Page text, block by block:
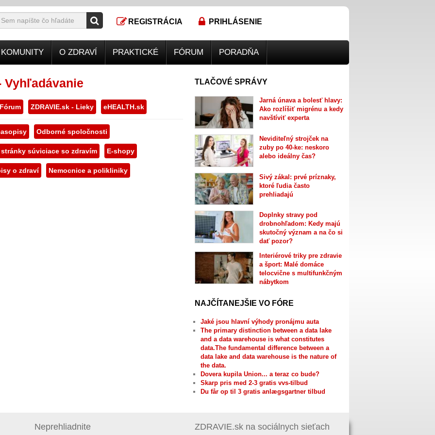
REGISTRÁCIA PRIHLÁSENIE
KOMUNITY O ZDRAVÍ PRAKTICKÉ FÓRUM PORADŇA
Vyhľadávanie
ZDRAVIE.sk - Lieky eHEALTH.sk
Odborné spoločnosti
súviciace so zdravím E-shopy
o zdraví Nemocnice a polikliniky
TLAČOVÉ SPRÁVY
Jarná únava a bolesť hlavy:
Ako rozlíšiť migrénu a kedy
navštíviť experta
Neviditeľný strojček na
zuby po 40-ke: neskoro
alebo ideálny čas?
Sivý zákal: prvé príznaky,
ktoré ľudia často
prehliadajú
Doplnky stravy pod
drobnohľadom: Kedy majú
skutočný význam a na čo si
dať pozor?
Interiérové triky pre zdravie
a šport: Malé domáce
telocvične s multifunkčným
nábytkom
NAJČÍTANEJŠIE VO FÓRE
Jaké jsou hlavní výhody pronájmu auta
The primary distinction between a data lake
and a data warehouse is what constitutes
data.The fundamental difference between a
data lake and data warehouse is the nature of
the data.
Dovera kupila Union... a teraz co bude?
Skarp pris med 2-3 gratis vvs-tilbud
Du får op til 3 gratis anlægsgartner tilbud
Neprehliadnite ZDRAVIE.sk na sociálnych sieťach